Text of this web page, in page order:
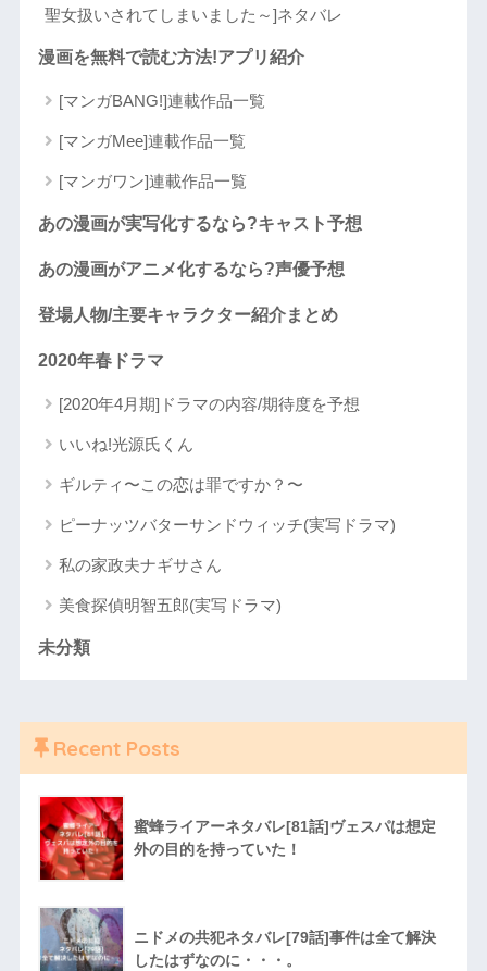
聖女扱いされてしまいました～]ネタバレ
漫画を無料で読む方法!アプリ紹介
[マンガBANG!]連載作品一覧
[マンガMee]連載作品一覧
[マンガワン]連載作品一覧
あの漫画が実写化するなら?キャスト予想
あの漫画がアニメ化するなら?声優予想
登場人物/主要キャラクター紹介まとめ
2020年春ドラマ
[2020年4月期]ドラマの内容/期待度を予想
いいね!光源氏くん
ギルティ〜この恋は罪ですか？〜
ピーナッツバターサンドウィッチ(実写ドラマ)
私の家政夫ナギサさん
美食探偵明智五郎(実写ドラマ)
未分類
Recent Posts
蜜蜂ライアーネタバレ[81話]ヴェスパは想定
外の目的を持っていた！
ニドメの共犯ネタバレ[79話]事件は全て解決
したはずなのに・・・。